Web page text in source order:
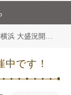
盛況開催中です！
中です！